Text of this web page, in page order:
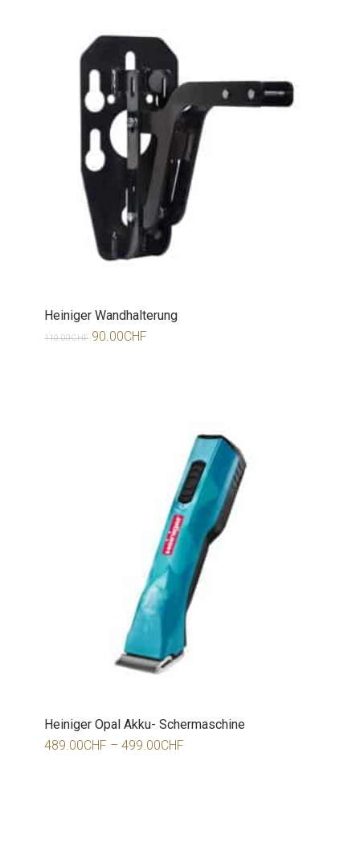
Heiniger Wandhalterung
110.00CHF 90.00CHF
Heiniger Opal Akku- Schermaschine
489.00CHF – 499.00CHF